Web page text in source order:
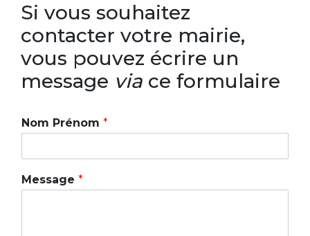
Si vous souhaitez
contacter votre mairie,
vous pouvez écrire un
message via ce formulaire
Nom Prénom *
Message *